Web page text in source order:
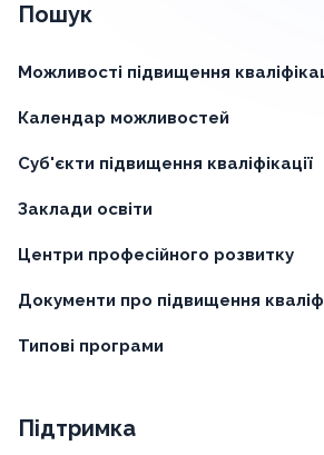
Пошук
Можливості підвищення
Календар можливостей
Суб'єкти підвищення кваліфікації
Заклади освіти
Центри професійного розвитку
Документи про підвищення
Типові програми
Підтримка